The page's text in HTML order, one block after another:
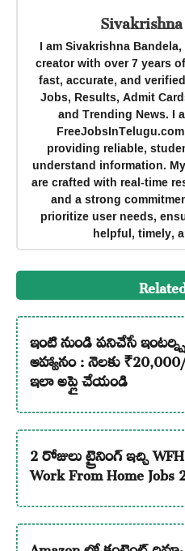
I am Sivakrishna
creator with over 7 years
fast, accurate, and
Jobs, Results, Admit
and Trending News. I
providing reliable,
understand information.
are crafted with real-time
and a strong
prioritize user needs,
helpful, timely,
ఇంటి నుండి పనిచేసే
ఆహ్వానం : నెలకు
ఇలా అప్లై చేయండి
2 రోజులు ట్రైనింగ్ ఇచ్చి
Work From Home